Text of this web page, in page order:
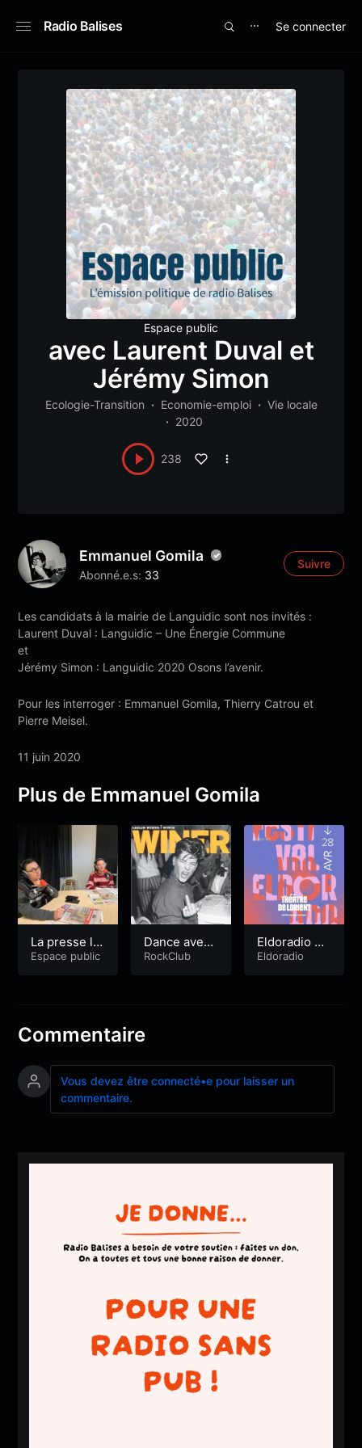
Radio Balises ⋯ Se connecter
Espace public
avec Laurent Duval et
Jérémy Simon
Ecologie-Transition Economie-emploi
Vie locale
2020
238
Emmanuel Gomila
Abonné.e.s: 33
Suivre
Les candidats à la mairie de Languidic sont nos invités :
Laurent Duval : Languidic – Une Énergie Commune
et
Jérémy Simon : Languidic 2020 Osons l’avenir.
Pour les interroger : Emmanuel Gomila, Thierry Catrou et
Pierre Meisel.
11 juin 2020
Plus de Emmanuel Gomila
La presse lo
cale
Espace public
Dance avec
davidmanum
RockClub
Eldoradio #L
ive
Eldoradio
Commentaire
Vous devez être connecté•e pour laisser un
commentaire.